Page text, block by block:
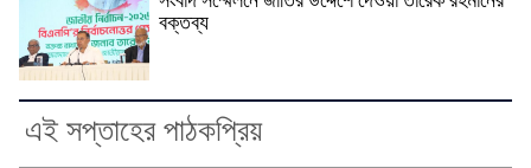
বক্তব্য
এই সপ্তাহের পাঠকপ্রিয়